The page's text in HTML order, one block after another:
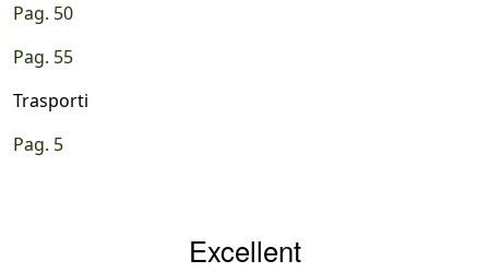
Pag. 50
Pag. 55
Trasporti
Pag. 5
Excellent